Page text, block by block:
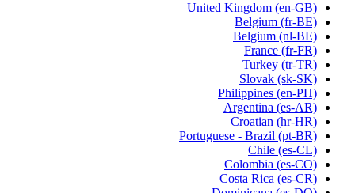
United Kingdom (en-GB)
Belgium (fr-BE)
Belgium (nl-BE)
France (fr-FR)
Turkey (tr-TR)
Slovak (sk-SK)
Philippines (en-PH)
Argentina (es-AR)
Croatian (hr-HR)
Portuguese - Brazil (pt-BR)
Chile (es-CL)
Colombia (es-CO)
Costa Rica (es-CR)